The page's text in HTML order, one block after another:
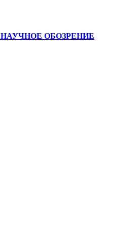
НАУЧНОЕ ОБОЗРЕНИЕ